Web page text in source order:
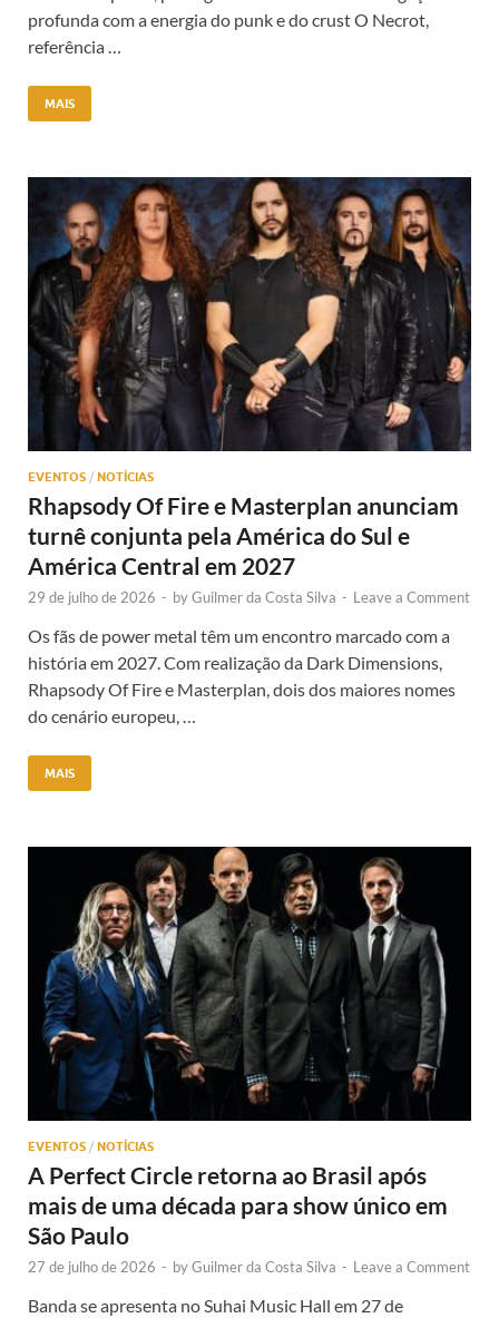
profunda com a energia do punk e do crust O Necrot,
referência …
MAIS
EVENTOS / NOTÍCIAS
Rhapsody Of Fire e Masterplan anunciam
turnê conjunta pela América do Sul e
América Central em 2027
29 de julho de 2026 - byGuilmer da Costa Silva - Leave a Comment
Os fãs de power metal têm um encontro marcado com a
história em 2027. Com realização da Dark Dimensions,
Rhapsody Of Fire e Masterplan, dois dos maiores nomes
do cenário europeu, …
MAIS
EVENTOS / NOTÍCIAS
A Perfect Circle retorna ao Brasil após
mais de uma década para show único em
São Paulo
27 de julho de 2026 - byGuilmer da Costa Silva - Leave a Comment
Banda se apresenta no Suhai Music Hall em 27 de